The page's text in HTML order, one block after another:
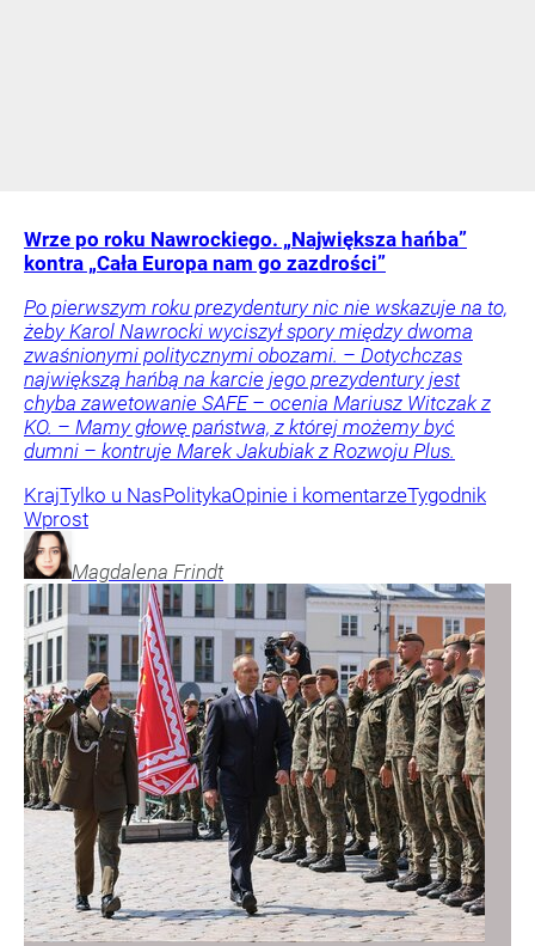
Wrze po roku Nawrockiego. „Największa hańba”
kontra „Cała Europa nam go zazdrości”
Po pierwszym roku prezydentury nic nie wskazuje na to,
żeby Karol Nawrocki wyciszył spory między dwoma
zwaśnionymi politycznymi obozami. – Dotychczas
największą hańbą na karcie jego prezydentury jest
chyba zawetowanie SAFE – ocenia Mariusz Witczak z
KO. – Mamy głowę państwa, z której możemy być
dumni – kontruje Marek Jakubiak z Rozwoju Plus.
KrajTylko u NasPolitykaOpinie i komentarzeTygodnik
Wprost
Magdalena Frindt